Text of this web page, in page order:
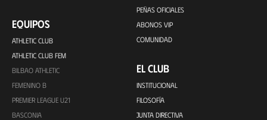
EQUIPOS
ATHLETIC CLUB
ATHLETIC CLUB FEM
BILBAO ATHLETIC
FEMENINO B
PREMIER LEAGUE U21
BASCONIA
PEÑAS OFICIALES
ABONOS VIP
COMUNIDAD
EL CLUB
INSTITUCIONAL
FILOSOFÍA
JUNTA DIRECTIVA